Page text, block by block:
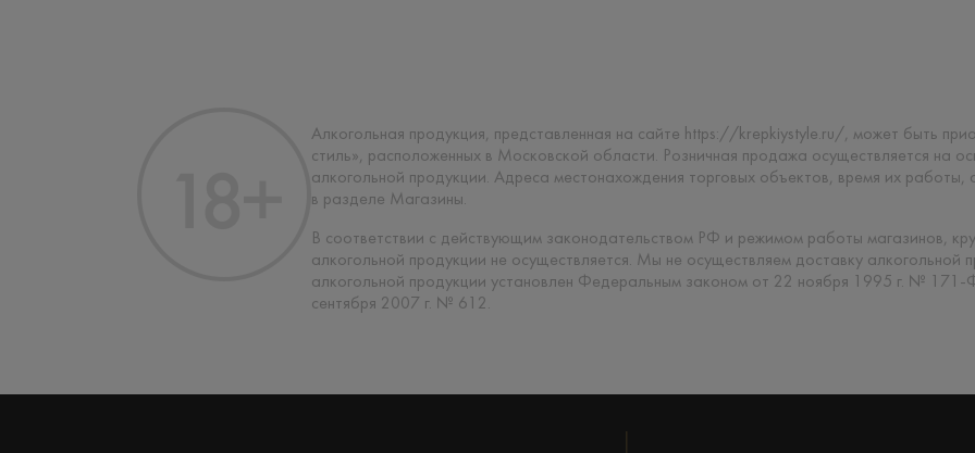
Алкогольная продукция, представленная на сайте https://krepkiystyle.ru/, может быть
стиль», расположенных в Московской области. Розничная продажа осуществляется на
алкогольной продукции. Адреса местонахождения торговых объектов, время их
в разделе Магазины.
В соответствии с действующим законодательством РФ и режимом работы магазинов,
алкогольной продукции не осуществляется. Мы не осуществляем доставку
алкогольной продукции установлен Федеральным законом от 22 ноября 1995 г. №
сентября 2007 г. № 612.